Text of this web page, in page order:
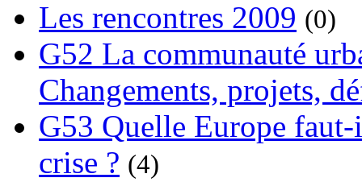
Les rencontres 2009 (0)
G52 La communauté
Changements, projets,
G53 Quelle Europe
crise ? (4)